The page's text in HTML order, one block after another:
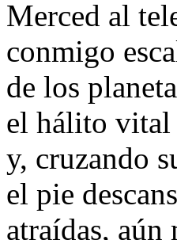
Merced al
conmigo
de los
el hálito vital
y, cruzando
el pie
atraídas, aún